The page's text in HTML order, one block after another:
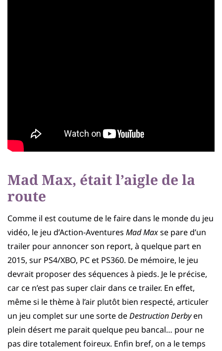
Mad Max, était l’aigle de la
route
Comme il est coutume de le faire dans le monde du jeu
vidéo, le jeu d’Action-Aventures Mad Maxse pare d’un
trailer pour annoncer son report, à quelque part en
2015, sur PS4/XBO, PC et PS360. De mémoire, le jeu
devrait proposer des séquences à pieds. Je le précise,
car ce n’est pas super clair dans ce trailer. En effet,
même si le thème à l’air plutôt bien respecté, articuler
un jeu complet sur une sorte deDestruction Derbyen
plein désert me parait quelque peu bancal… pour ne
pas dire totalement foireux. Enfin bref, on a le temps